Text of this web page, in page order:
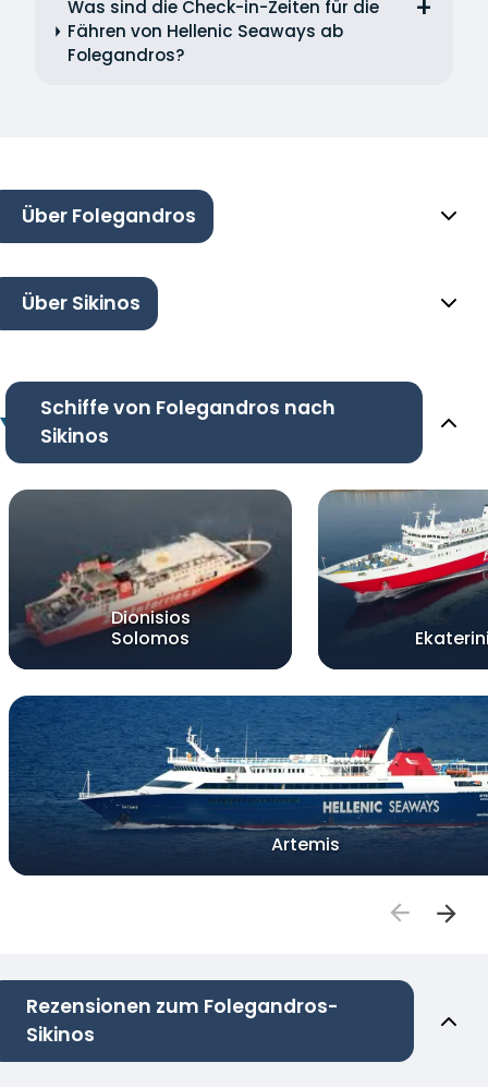
Was sind die Check-in-Zeiten für die
Fähren von Hellenic Seaways ab
Folegandros?
Über Folegandros
Über Sikinos
Schiffe von Folegandros nach
Sikinos
Dionisios
Solomos
Artemis
Rezensionen zum Folegandros-
Sikinos